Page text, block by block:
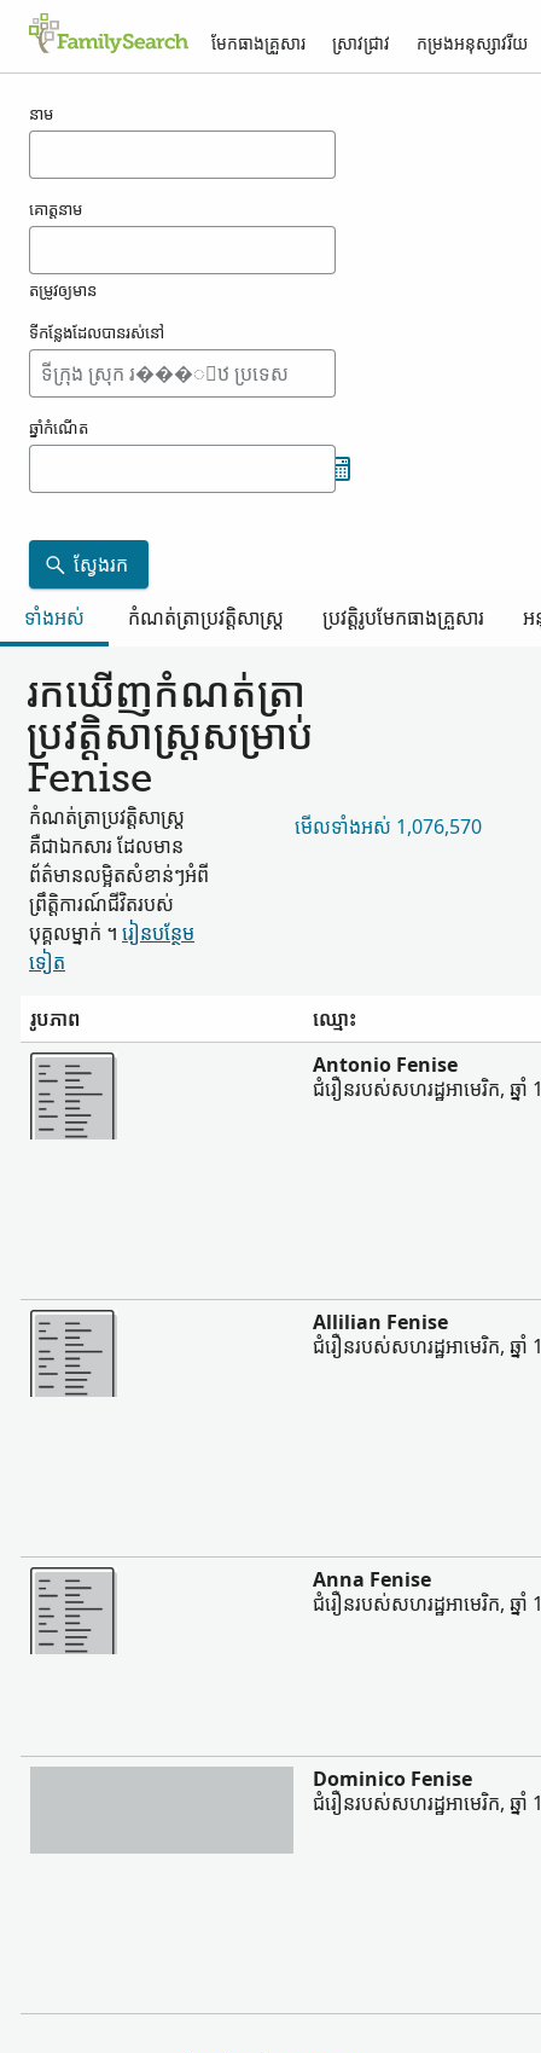
មែកធាង​គ្រួសារ ស្រាវជ្រាវ កម្រង​អនុស្សាវរីយ
នាម
គោត្តនាម
តម្រូវ​ឲ្យ​មាន
ទីកន្លែង​ដែល​បាន​រស់នៅ
ឆ្នាំ​កំណើត
ស្វែងរក
ទាំងអស់
កំណត់ត្រា​ប្រវត្តិសាស្ត្រ ប្រវត្តិរូប​មែកធាង​គ្រួសារ អ
រកឃើញ​កំណត់ត្រា​
ប្រវត្តិសាស្ត្រ​សម្រាប់
Fenise
កំណត់ត្រា​ប្រវត្តិសាស្ត្រ​
គឺជា​ឯកសារ ដែល​មាន​
ព័ត៌មាន​លម្អិត​សំខាន់ៗ​អំពី​
ព្រឹត្តិការណ៍​ជីវិត​របស់​
បុគ្គល​ម្នាក់ ។ រៀន​បន្ថែម​
ទៀត
មើល​ទាំងអស់ 1,076,570
រូបភាព
ឈ្មោះ
ច្រើន
Antonio Fenise
ជំរឿនរបស់សហរដ្ឋអាមេរិក, ឆ្នាំ
ច្រើន
Allilian Fenise
ជំរឿនរបស់សហរដ្ឋអាមេរិក, ឆ្នាំ
ច្រើន
Anna Fenise
ជំរឿនរបស់សហរដ្ឋអាមេរិក, ឆ្នាំ
ច្រើន
Dominico Fenise
ជំរឿនរបស់សហរដ្ឋអាមេរិក, ឆ្នាំ